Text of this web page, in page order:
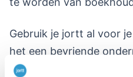
Gebruik je jortt al voor
het een bevriende
noemen op de